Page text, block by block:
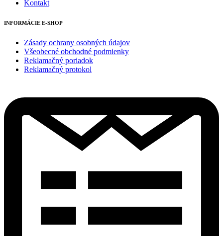
Kontakt
INFORMÁCIE E-SHOP
Zásady ochrany osobných údajov
Všeobecné obchodné podmienky
Reklamačný poriadok
Reklamačný protokol